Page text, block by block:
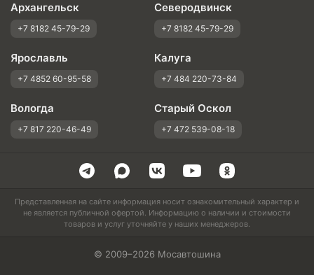
Архангельск
+7 8182 45-79-29
Северодвинск
+7 8182 45-79-29
Ярославль
+7 4852 60-95-58
Калуга
+7 484 220-73-84
Вологда
+7 817 220-46-49
Старый Оскол
+7 472 539-08-18
Представленная на сайте информация носит ознакомительный характер и
не является публичной офертой. Информацию о наличии и стоимости
товаров и услуг уточняйте у наших менеджеров.
© 2009–2026 Мосавтошина